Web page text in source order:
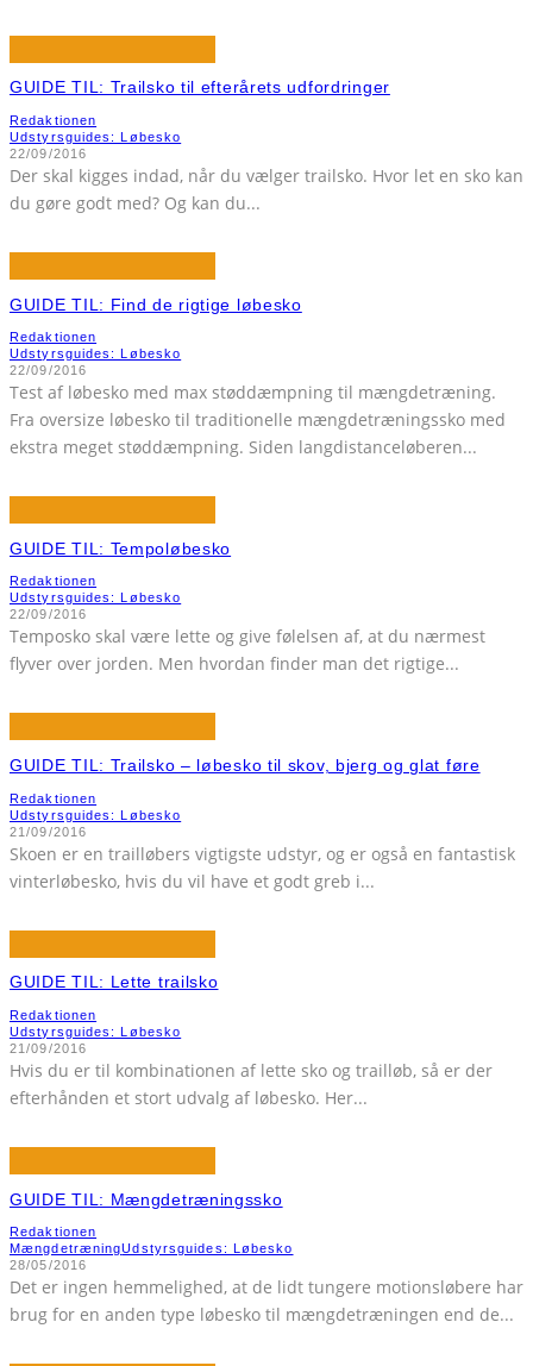
GUIDE TIL: Trailsko til efterårets udfordringer
Redaktionen
Udstyrsguides: Løbesko
22/09/2016
Der skal kigges indad, når du vælger trailsko. Hvor let en sko kan
du gøre godt med? Og kan du...
GUIDE TIL: Find de rigtige løbesko
Redaktionen
Udstyrsguides: Løbesko
22/09/2016
Test af løbesko med max støddæmpning til mængdetræning.
Fra oversize løbesko til traditionelle mængdetræningssko med
ekstra meget støddæmpning. Siden langdistanceløberen...
GUIDE TIL: Tempoløbesko
Redaktionen
Udstyrsguides: Løbesko
22/09/2016
Temposko skal være lette og give følelsen af, at du nærmest
flyver over jorden. Men hvordan finder man det rigtige...
GUIDE TIL: Trailsko – løbesko til skov, bjerg og glat føre
Redaktionen
Udstyrsguides: Løbesko
21/09/2016
Skoen er en trailløbers vigtigste udstyr, og er også en fantastisk
vinterløbesko, hvis du vil have et godt greb i...
GUIDE TIL: Lette trailsko
Redaktionen
Udstyrsguides: Løbesko
21/09/2016
Hvis du er til kombinationen af lette sko og trailløb, så er der
efterhånden et stort udvalg af løbesko. Her...
GUIDE TIL: Mængdetræningssko
Redaktionen
MængdetræningUdstyrsguides: Løbesko
28/05/2016
Det er ingen hemmelighed, at de lidt tungere motionsløbere har
brug for en anden type løbesko til mængdetræningen end de...